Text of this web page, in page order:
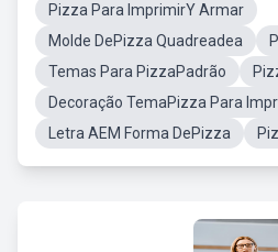
Pizza Para ImprimirY Armar
Molde DePizza Quadreadea
Temas Para PizzaPadrão
Decoração TemaPizza Para
Letra AEM Forma DePizza